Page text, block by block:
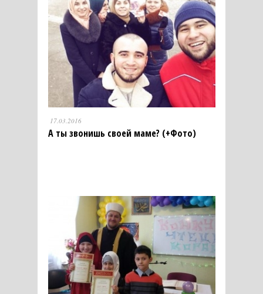
17.03.2016
А ты звонишь своей маме? (+Фото)